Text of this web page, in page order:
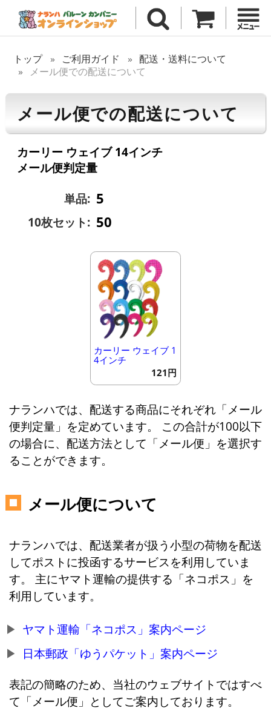
トップ ご利用ガイド
配送・送料について
メール便での配送について
メール便での配送について
カーリー ウェイブ 14インチ
メール便判定量
単品: 5
10枚セット: 50
カーリー ウェイブ 1
4インチ
121円
ナランハでは、配送する商品にそれぞれ「メール
便判定量」を定めています。 この合計が100以下
の場合に、配送方法として「メール便」を選択す
ることができます。
メール便について
ナランハでは、配送業者が扱う小型の荷物を配送
してポストに投函するサービスを利用していま
す。 主にヤマト運輸の提供する「ネコポス」を
利用しています。
ヤマト運輸「ネコポス」案内ページ
日本郵政「ゆうパケット」案内ページ
表記の簡略のため、当社のウェブサイトではすべ
て「メール便」としてご案内しております。